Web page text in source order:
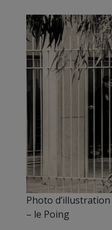
Photo
– le Poing